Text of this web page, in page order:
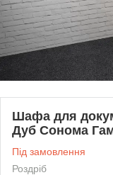
Шафа для
Дуб Сонома
Під замовлення
Роздріб